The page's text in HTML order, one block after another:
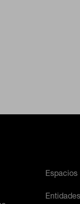
Espacios
al pie de la página.